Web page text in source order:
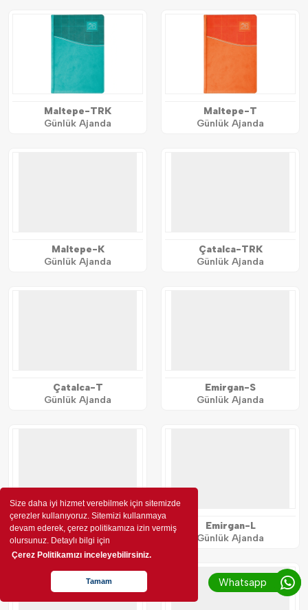
Size daha iyi hizmet verebilmek için sitemizde
çerezler kullanıyoruz. Sitemizi kullanmaya
devam ederek, çerez politikamıza izin vermiş
olursunuz. Detaylı bilgi için
Çerez Politikamızı inceleyebilirsiniz.
Tamam
Maltepe-TRK
Günlük Ajanda
Maltepe-T
Günlük Ajanda
Maltepe-K
Günlük Ajanda
Çatalca-TRK
Günlük Ajanda
Çatalca-T
Günlük Ajanda
Emirgan-S
Günlük Ajanda
Emirgan-K
Günlük Ajanda
Emirgan-L
Günlük Ajanda
Whatsapp